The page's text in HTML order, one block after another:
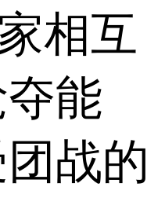
相互
能
战的